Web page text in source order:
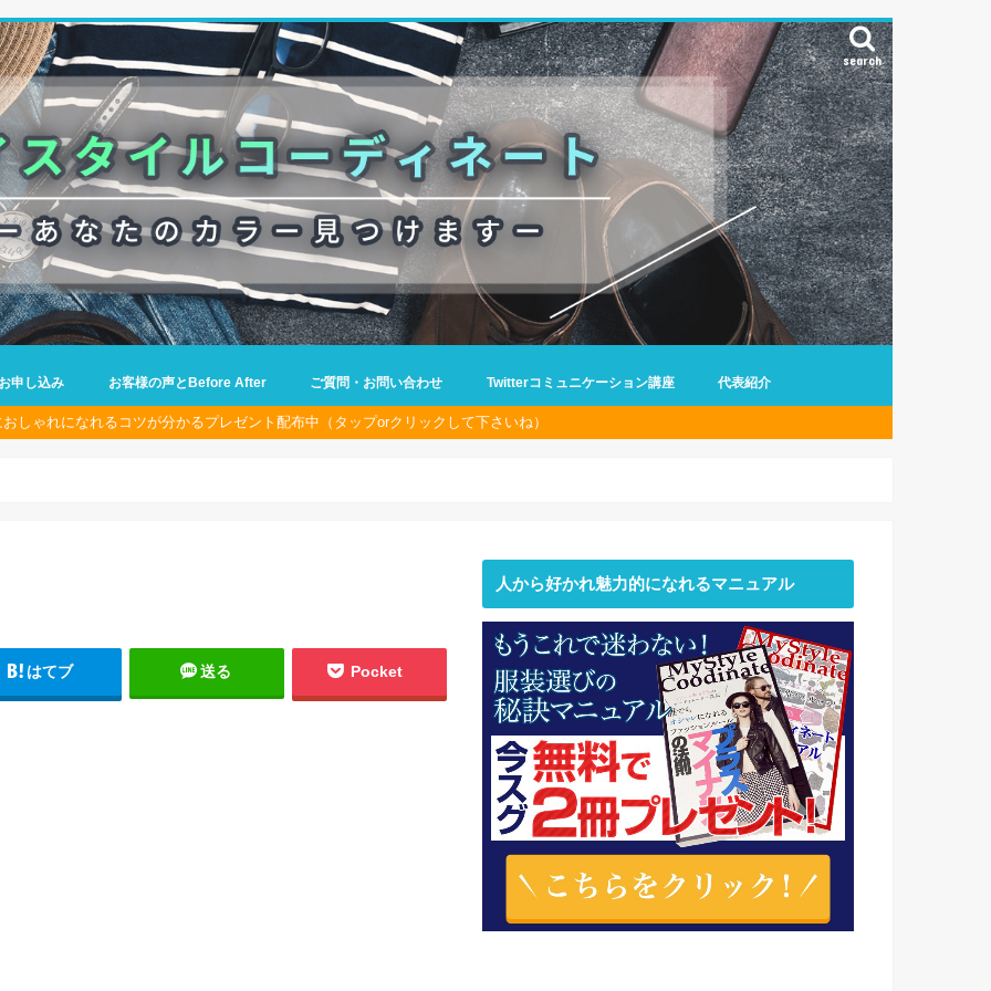
search
申し込み お客様の声とBefore After ご質問・お問い合わせ Twitterコミュニケーション講座 代表紹介
しゃれになれるコツが分かるプレゼント配布中（タップorクリックして下さいね）
はてブ 送る Pocket
人から好かれ魅力的になれるマニュアル